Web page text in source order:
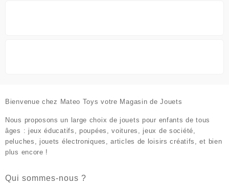
Bienvenue chez Mateo Toys votre Magasin de Jouets
Nous proposons un large choix de jouets pour enfants de tous
âges : jeux éducatifs, poupées, voitures, jeux de société,
peluches, jouets électroniques, articles de loisirs créatifs, et bien
plus encore !
Qui sommes-nous ?